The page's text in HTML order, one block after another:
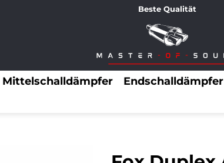
Beste Qualität
Mittelschalldämpfer Endschalldämpfer